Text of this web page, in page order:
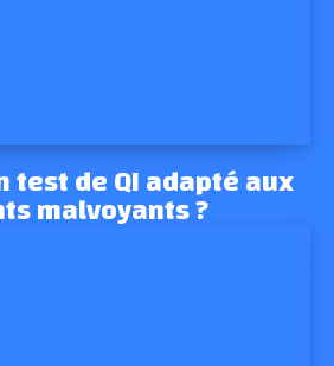
test de QI adapté aux
malvoyants ?